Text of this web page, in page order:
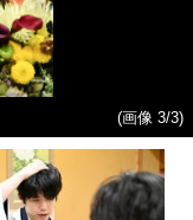
(画像 3/3)